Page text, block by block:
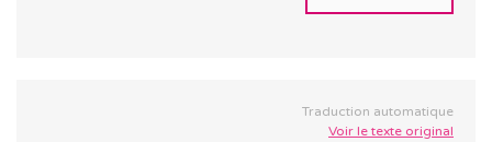
Traduction automatique
Voir le texte original